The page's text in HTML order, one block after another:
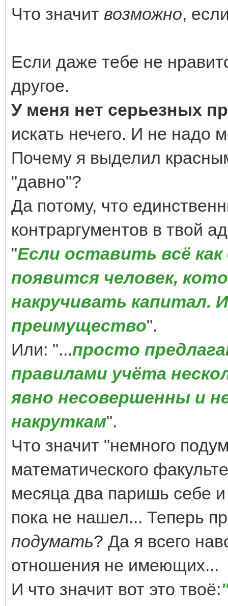
Что значит возможно,
Если даже тебе не
другое.
У меня нет серьезных
искать нечего. И не надо
Почему я выделил
"давно"?
Да потому, что
контраргументов в твой
"Если оставить всё
появится человек,
накручивать капитал.
преимущество".
Или: "...просто
правилами учёта
явно несовершенны и
накруткам".
Что значит "немного
математического
месяца два паришь себе
пока не нашел... Теперь
подумать? Да я всего
отношения не имеющих...
И что значит вот это твоё: